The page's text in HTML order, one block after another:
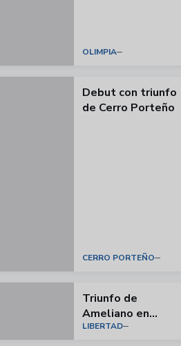
OLIMPIA
Debut con triunfo
de Cerro Porteño
CERRO PORTEÑO
Triunfo de
Ameliano en
Sajonia
LIBERTAD